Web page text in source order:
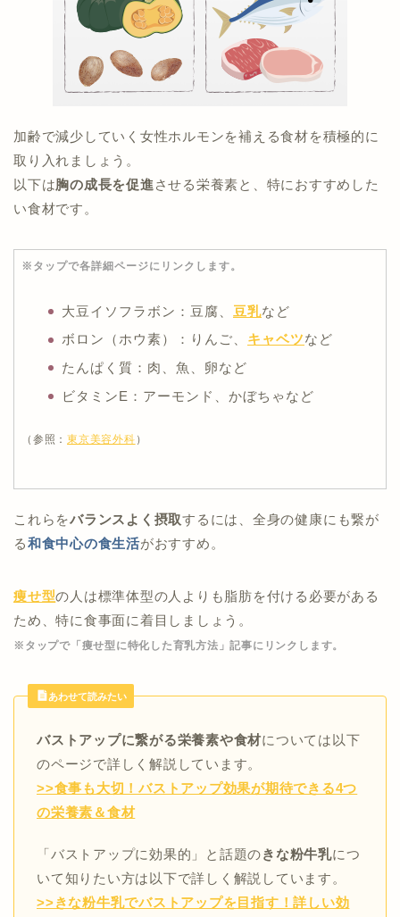
加齢で減少していく女性ホルモンを補える食材を積極的に
取り入れましょう。
以下は胸の成長を促進 させる栄養素と、特におすすめした
い食材です。
※タップで各詳細ページにリンクします。
大豆イソフラボン：豆腐、 豆乳など
ボロン（ホウ素）：りんご、 キャベツなど
たんぱく質：肉、魚、卵など
ビタミンE：アーモンド、かぼちゃなど
（参照：東京美容外科 ）
これらをバランスよく摂取するには、全身の健康にも繋が
る和食中心の食生活がおすすめ。
痩せ型の人は標準体型の人よりも脂肪を付ける必要がある
ため、特に食事面に着目しましょう。
※タップで「痩せ型に特化した育乳方法」記事にリンクします。
あわせて読みたい
バストアップに繋がる栄養素や食材については以下
のページで詳しく解説しています。
>>食事も大切！バストアップ効果が期待できる4つ
の栄養素＆食材
「バストアップに効果的」と話題のきな粉牛乳につ
いて知りたい方は以下で詳しく解説しています。
>>きな粉牛乳でバストアップを目指す！詳しい効